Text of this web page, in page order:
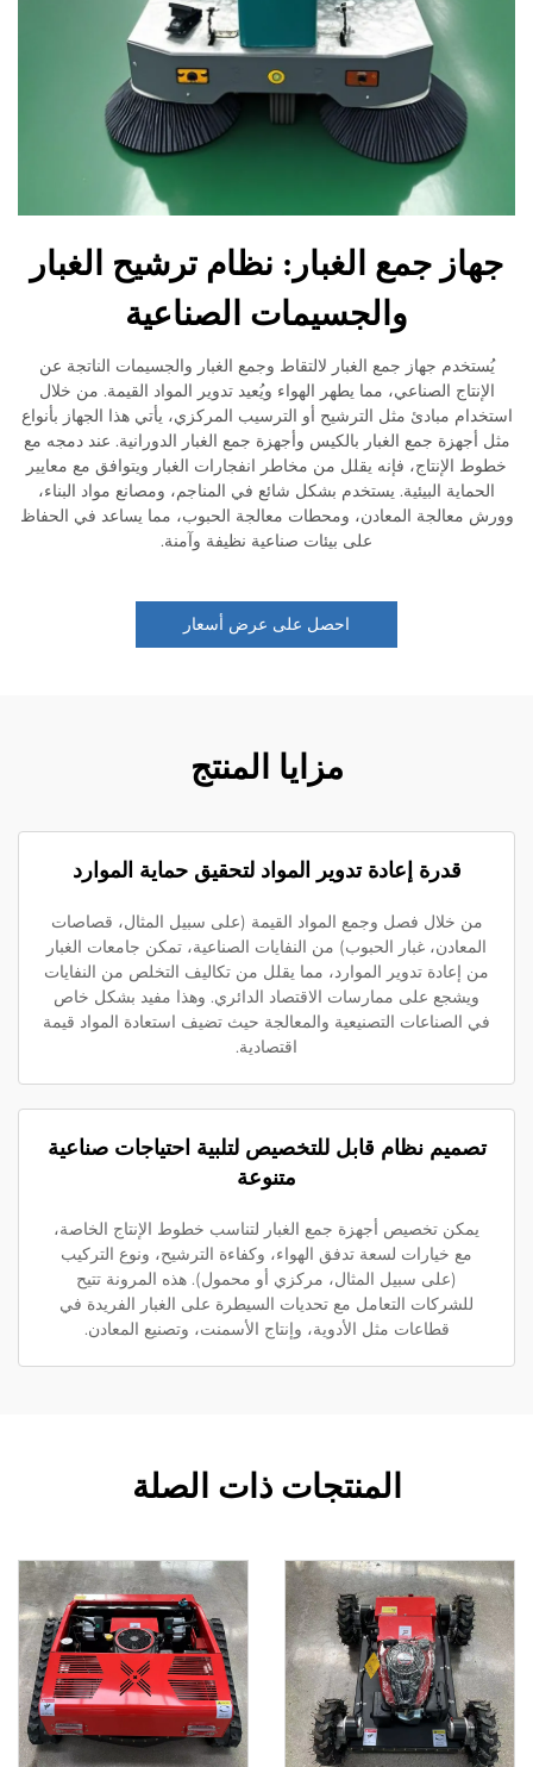
جمع الغبار: نظام ترشيح الغبار
والجسيمات الصناعية
جهاز جمع الغبار لالتقاط وجمع الغبار والجسيمات الناتجة عن
الصناعي، مما يطهر الهواء ويُعيد تدوير المواد القيمة. من خلال
مبادئ مثل الترشيح أو الترسيب المركزي، يأتي هذا الجهاز بأنواع
جمع الغبار بالكيس وأجهزة جمع الغبار الدورانية. عند دمجه مع
الإنتاج، فإنه يقلل من مخاطر انفجارات الغبار ويتوافق مع معايير
البيئية. يستخدم بشكل شائع في المناجم، ومصانع مواد البناء،
معالجة المعادن، ومحطات معالجة الحبوب، مما يساعد في الحفاظ
على بيئات صناعية نظيفة وآمنة.
احصل على عرض أسعار
مزايا المنتج
قدرة إعادة تدوير المواد لتحقيق حماية الموارد
خلال فصل وجمع المواد القيمة (على سبيل المثال، قصاصات
غبار الحبوب) من النفايات الصناعية، تمكن جامعات الغبار
إعادة تدوير الموارد، مما يقلل من تكاليف التخلص من النفايات
ويشجع على ممارسات الاقتصاد الدائري. وهذا مفيد بشكل خاص
الصناعات التصنيعية والمعالجة حيث تضيف استعادة المواد قيمة
اقتصادية.
نظام قابل للتخصيص لتلبية احتياجات صناعية
متنوعة
يمكن تخصيص أجهزة جمع الغبار لتناسب خطوط الإنتاج الخاصة،
مع خيارات لسعة تدفق الهواء، وكفاءة الترشيح، ونوع التركيب
(على سبيل المثال، مركزي أو محمول). هذه المرونة تتيح
للشركات التعامل مع تحديات السيطرة على الغبار الفريدة في
قطاعات مثل الأدوية، وإنتاج الأسمنت، وتصنيع المعادن.
المنتجات ذات الصلة